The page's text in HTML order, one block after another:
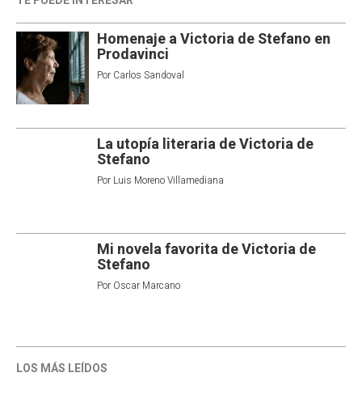
Homenaje a Victoria de Stefano en
Prodavinci
Por Carlos Sandoval
La utopía literaria de Victoria de
Stefano
Por Luis Moreno Villamediana
Mi novela favorita de Victoria de
Stefano
Por Oscar Marcano
LOS MÁS LEÍDOS